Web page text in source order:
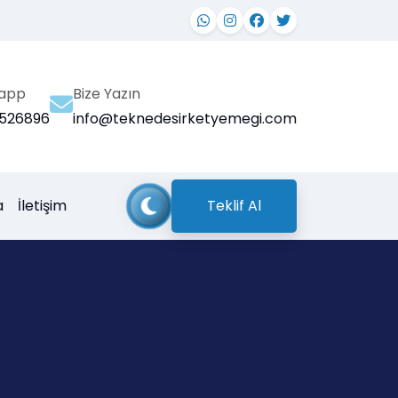
Bize Yazın
info@teknedesirketyemegi.com
İletişim Teklif Al